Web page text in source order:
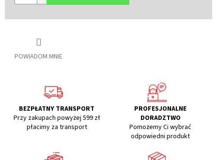
POWIADOM MNIE
BEZPŁATNY TRANSPORT
Przy zakupach powyżej 599 zł
płacimy za transport
PROFESJONALNE
DORADZTWO
Pomożemy Ci wybrać
odpowiedni produkt